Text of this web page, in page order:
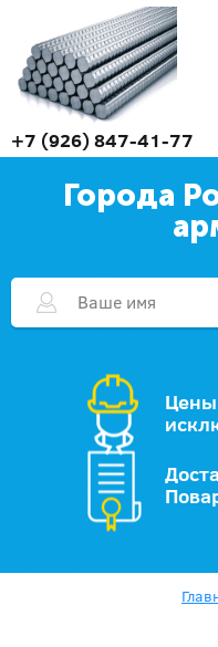
+7 (926) 847-41-77
Города